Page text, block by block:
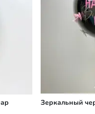
Зеркальный